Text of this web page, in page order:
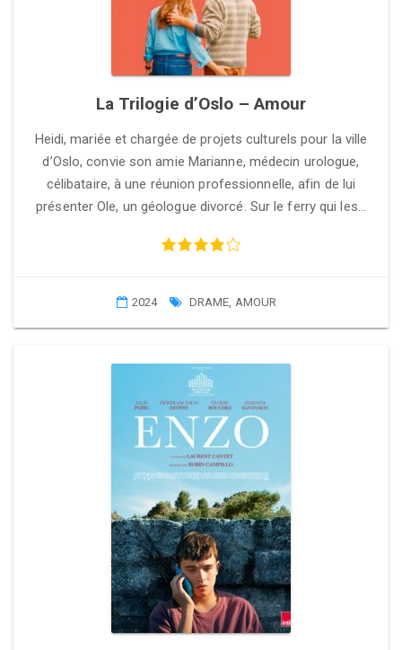
La Trilogie d’Oslo – Amour
Heidi, mariée et chargée de projets culturels pour la ville
d’Oslo, convie son amie Marianne, médecin urologue,
célibataire, à une réunion professionnelle, afin de lui
présenter Ole, un géologue divorcé. Sur le ferry qui les…
2024 DRAME, AMOUR